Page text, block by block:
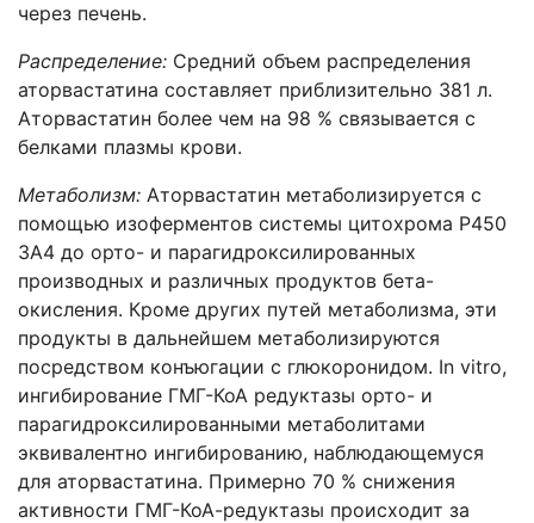
через печень.
Распределение: Средний объем распределения
аторвастатина составляет приблизительно 381 л.
Аторвастатин более чем на 98 % связывается с
белками плазмы крови.
Метаболизм: Аторвастатин метаболизируется с
помощью изоферментов системы цитохрома Р450
ЗА4 до орто- и парагидроксилированных
производных и различных продуктов бета-
окисления. Кроме других путей метаболизма, эти
продукты в дальнейшем метаболизируются
посредством конъюгации с глюкоронидом. In vitro,
ингибирование ГМГ-КоА редуктазы орто- и
парагидроксилированными метаболитами
эквивалентно ингибированию, наблюдающемуся
для аторвастатина. Примерно 70 % снижения
активности ГМГ-КоА-редуктазы происходит за